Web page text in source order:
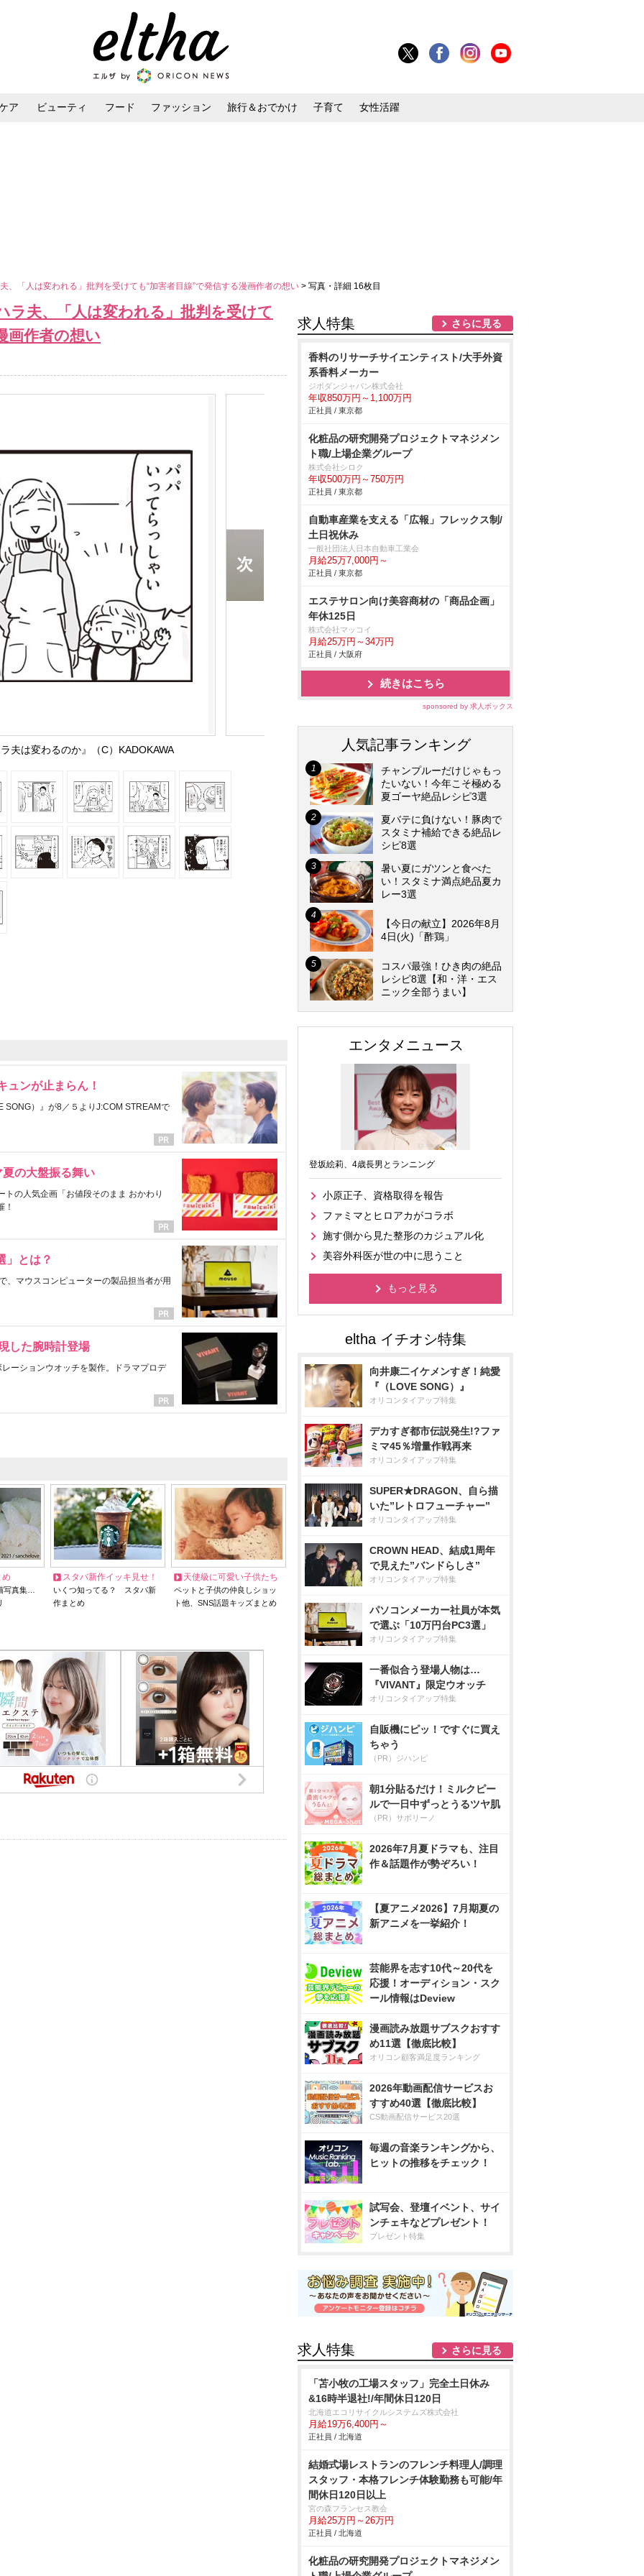
ア ビューティ フード ファッション 旅行＆おでかけ 子育て 女性活躍
、「人は変われる」批判を受けても“加害者目線”で発信する漫画作者の想い > 写真・詳細 16枚目
ラ夫、「人は変われる」批判を受けて
画作者の想い
夫は変わるのか』（C）KADOKAWA
ュンが止まらん！
SONG）』が8／５よりJ:COM STREAMで
の大盤振る舞い
の人気企画「お値段そのまま おかわり
！
」とは？
、マウスコンピューターの製品担当者が用
した腕時計登場
ーションウオッチを製作。ドラマプロデ
め
写真集…
スタバ新作イッキ見せ！
いくつ知ってる？ スタバ新
作まとめ
天使級に可愛い子供たち
ペットと子供の仲良しショッ
ト他、SNS話題キッズまとめ
求人特集 さらに見る
香料のリサーチサイエンティスト/大手外資
系香料メーカー
ジボダンジャパン株式会社
年収850万円～1,100万円
正社員 / 東京都
化粧品の研究開発プロジェクトマネジメン
ト職/上場企業グループ
株式会社シロク
年収500万円～750万円
正社員 / 東京都
自動車産業を支える「広報」フレックス制/
土日祝休み
一般社団法人日本自動車工業会
月給25万7,000円～
正社員 / 東京都
エステサロン向け美容商材の「商品企画」
年休125日
株式会社マッコイ
月給25万円～34万円
正社員 / 大阪府
続きはこちら
sponsored by 求人ボックス
人気記事ランキング
チャンプルーだけじゃもっ
たいない！今年こそ極める
夏ゴーヤ絶品レシピ3選
夏バテに負けない！豚肉で
スタミナ補給できる絶品レ
シピ8選
暑い夏にガツンと食べた
い！スタミナ満点絶品夏カ
レー3選
【今日の献立】2026年8月
4日(火)「酢鶏」
コスパ最強！ひき肉の絶品
レシピ8選【和・洋・エス
ニック全部うまい】
エンタメニュース
登坂絵莉、4歳長男とランニング
小原正子、資格取得を報告
ファミマとヒロアカがコラボ
施す側から見た整形のカジュアル化
美容外科医が世の中に思うこと
もっと見る
向井康二イケメンすぎ！純愛
『（LOVE SONG）』
オリコンタイアップ特集
デカすぎ都市伝説発生!?ファ
ミマ45％増量作戦再来
オリコンタイアップ特集
SUPER★DRAGON、自ら描
いた”レトロフューチャー”
オリコンタイアップ特集
CROWN HEAD、結成1周年
で見えた”バンドらしさ”
オリコンタイアップ特集
パソコンメーカー社員が本気
で選ぶ「10万円台PC3選」
オリコンタイアップ特集
一番似合う登場人物は…
『VIVANT』限定ウオッチ
オリコンタイアップ特集
自販機にピッ！ですぐに買え
ちゃう
（PR）ジハンピ
朝1分貼るだけ！ミルクピー
ルで一日中ずっとうるツヤ肌
（PR）サボリーノ
2026年7月夏ドラマも、注目
作＆話題作が勢ぞろい！
【夏アニメ2026】7月期夏の
新アニメを一挙紹介！
芸能界を志す10代～20代を
応援！オーディション・スク
ール情報はDeview
漫画読み放題サブスクおすす
め11選【徹底比較】
オリコン顧客満足度ランキング
2026年動画配信サービスお
すすめ40選【徹底比較】
CS動画配信サービス20選
毎週の音楽ランキングから、
ヒットの推移をチェック！
試写会、登壇イベント、サイ
ンチェキなどプレゼント！
プレゼント特集
求人特集 さらに見る
「苫小牧の工場スタッフ」完全土日休み
&16時半退社!/年間休日120日
北海道エコリサイクルシステムズ株式会社
月給19万6,400円～
正社員 / 北海道
結婚式場レストランのフレンチ料理人/調理
スタッフ・本格フレンチ体験勤務も可能/年
間休日120日以上
宮の森フランセス教会
月給25万円～26万円
正社員 / 北海道
化粧品の研究開発プロジェクトマネジメン